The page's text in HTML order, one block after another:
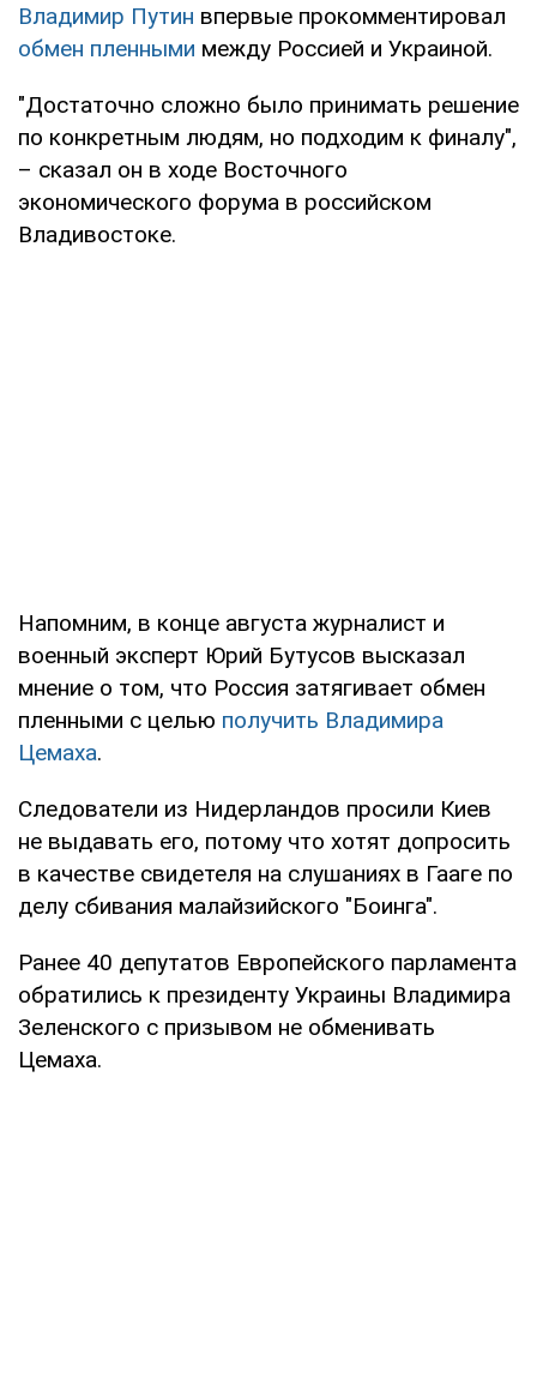
Владимир Путин впервые прокомментировал
обмен пленными между Россией и Украиной.
"Достаточно сложно было принимать решение
по конкретным людям, но подходим к финалу",
– сказал он в ходе Восточного
экономического форума в российском
Владивостоке.
Напомним, в конце августа журналист и
военный эксперт Юрий Бутусов высказал
мнение о том, что Россия затягивает обмен
пленными с целью получить Владимира
Цемаха.
Следователи из Нидерландов просили Киев
не выдавать его, потому что хотят допросить
в качестве свидетеля на слушаниях в Гааге по
делу сбивания малайзийского "Боинга".
Ранее 40 депутатов Европейского парламента
обратились к президенту Украины Владимира
Зеленского с призывом не обменивать
Цемаха.